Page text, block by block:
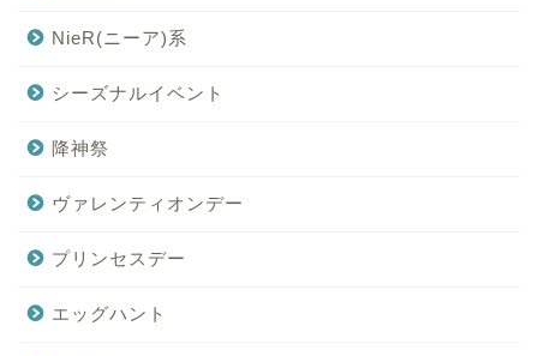
NieR(ニーア)系
シーズナルイベント
降神祭
ヴァレンティオンデー
プリンセスデー
エッグハント